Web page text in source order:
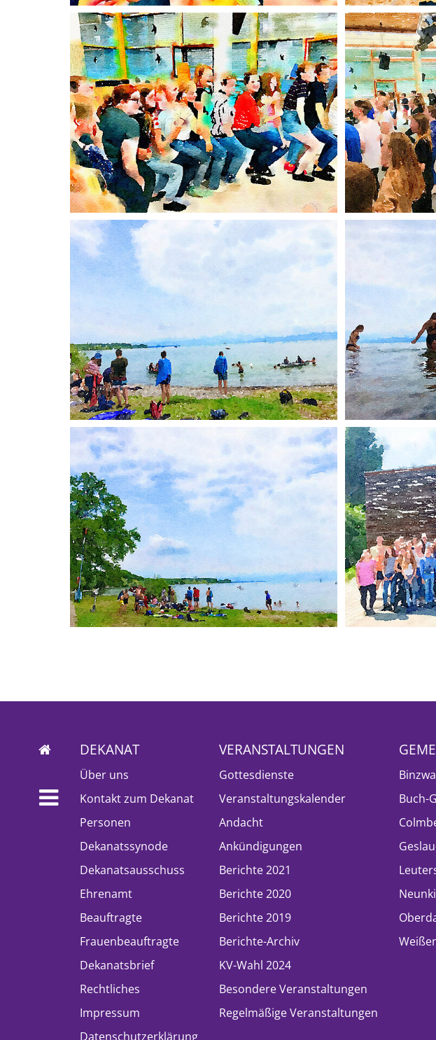
DEKANAT
Über uns
Kontakt zum Dekanat
Personen
Dekanatssynode
Dekanatsausschuss
Ehrenamt
Beauftragte
Frauenbeauftragte
Dekanatsbrief
Rechtliches
Impressum
Datenschutzerklärung
VERANSTALTUNGEN
Gottesdienste
Veranstaltungskalender
Andacht
Ankündigungen
Berichte 2021
Berichte 2020
Berichte 2019
Berichte-Archiv
KV-Wahl 2024
Besondere Veranstaltungen
Regelmäßige Veranstaltungen
Buch-